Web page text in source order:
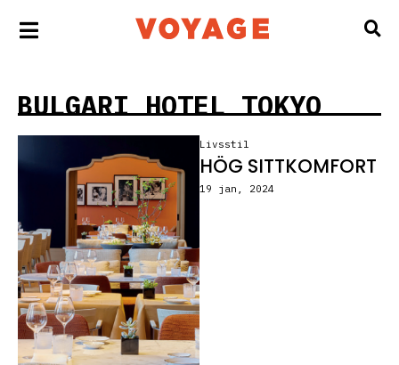
BULGARI HOTEL TOKYO
Livsstil
HÖG SITTKOMFORT
19 jan, 2024